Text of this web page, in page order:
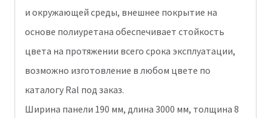
и окружающей среды, внешнее покрытие на
основе полиуретана обеспечивает стойкость
цвета на протяжении всего срока эксплуатации,
возможно изготовление в любом цвете по
каталогу Ral под заказ.
Ширина панели 190 мм, длина 3000 мм, толщина 8